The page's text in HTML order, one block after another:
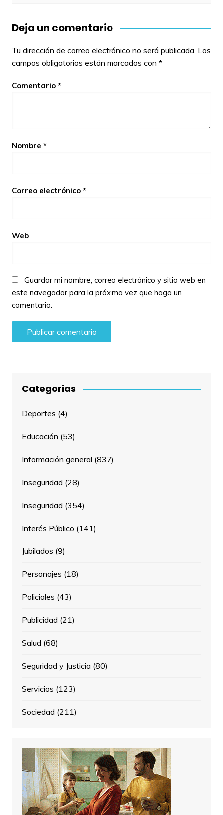
Deja un comentario
Tu dirección de correo electrónico no será publicada. Los
campos obligatorios están marcados con *
Comentario *
Nombre *
Correo electrónico *
Web
Guardar mi nombre, correo electrónico y sitio web en
este navegador para la próxima vez que haga un
comentario.
Categorias
Deportes (4)
Educación (53)
Información general (837)
Inseguridad (28)
Inseguridad (354)
Interés Público (141)
Jubilados (9)
Personajes (18)
Policiales (43)
Publicidad (21)
Salud (68)
Seguridad y Justicia (80)
Servicios (123)
Sociedad (211)